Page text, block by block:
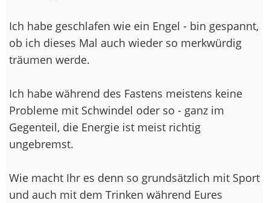
Ich habe geschlafen wie ein Engel - bin gespannt,
ob ich dieses Mal auch wieder so merkwürdig
träumen werde.
Ich habe während des Fastens meistens keine
Probleme mit Schwindel oder so - ganz im
Gegenteil, die Energie ist meist richtig
ungebremst.
Wie macht Ihr es denn so grundsätzlich mit Sport
und auch mit dem Trinken während Eures